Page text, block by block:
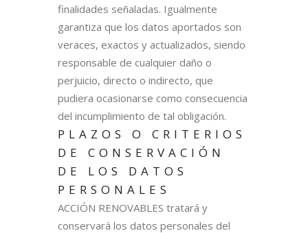
finalidades señaladas. Igualmente
garantiza que los datos aportados son
veraces, exactos y actualizados, siendo
responsable de cualquier daño o
perjuicio, directo o indirecto, que
pudiera ocasionarse como consecuencia
del incumplimiento de tal obligación.
PLAZOS O CRITERIOS
DE CONSERVACIÓN
DE LOS DATOS
PERSONALES
ACCIÓN RENOVABLES tratará y
conservará los datos personales del